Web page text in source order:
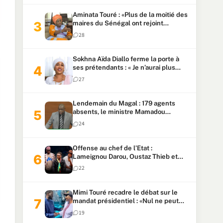
Aminata Touré : «Plus de la moitié des
maires du Sénégal ont rejoint
Kiiraay»
28
Sokhna Aïda Diallo ferme la porte à
ses prétendants : « Je n’aurai plus
jamais un autre mari »
27
Lendemain du Magal : 179 agents
absents, le ministre Mamadou
Lamine Dianté exige des explications
24
Offense au chef de l’Etat :
Lameignou Darou, Oustaz Thieb et
Ndiaye Touba lourdement
condamnés
22
Mimi Touré recadre le débat sur le
mandat présidentiel : «Nul ne peut
faire plus de deux mandats
consécutifs de 5 ans»
19